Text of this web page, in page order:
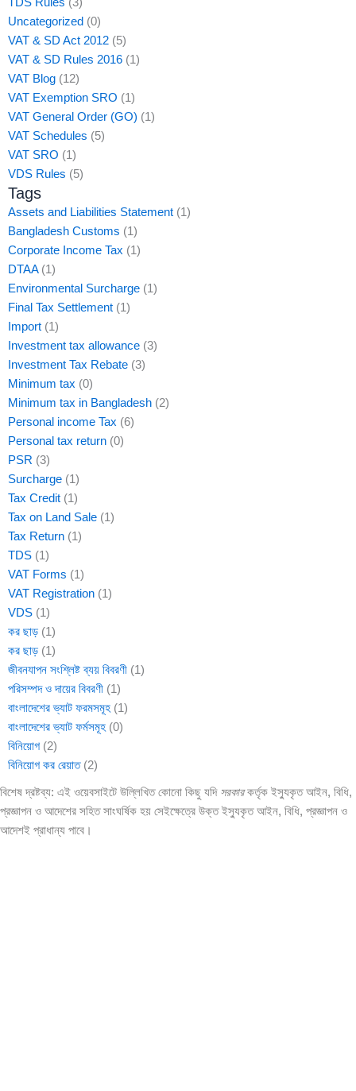
Uncategorized (0)
VAT & SD Act 2012 (5)
VAT & SD Rules 2016 (1)
VAT Blog (12)
VAT Exemption SRO (1)
VAT General Order (GO) (1)
VAT Schedules (5)
VAT SRO (1)
VDS Rules (5)
Tags
Assets and Liabilities Statement (1)
Bangladesh Customs (1)
Corporate Income Tax (1)
DTAA(1)
Environmental Surcharge (1)
Final Tax Settlement (1)
Import (1)
Investment tax allowance (3)
Investment Tax Rebate (3)
Minimum tax (0)
Minimum tax in Bangladesh (2)
Personal income Tax (6)
Personal tax return (0)
PSR (3)
Surcharge (1)
Tax Credit (1)
Tax on Land Sale (1)
Tax Return (1)
TDS (1)
VAT Forms (1)
VAT Registration (1)
VDS (1)
কর ছাড় (1)
কর ছাড় (1)
জীবনযাপন সংশ্লিষ্ট ব্যয় বিবরণী (1)
পরিসম্পদ ও দায়ের বিবরণী (1)
বাংলাদেশের ভ্যাট ফরমসমূহ (1)
বাংলাদেশের ভ্যাট ফর্মসমূহ (0)
বিনিয়োগ (2)
বিনিয়োগ কর রেয়াত(2)
বিশেষ দ্রষ্টব্য: এই ওয়েবসাইটে উল্লিখিত কোনো কিছু যদি সরকারকর্তৃক ইস্যুকৃত আইন, বিধি,
প্রজ্ঞাপন ও আদেশের সহিত সাংঘর্ষিক হয় সেইক্ষেত্রে উক্ত ইস্যুকৃত আইন, বিধি, প্রজ্ঞাপন ও
আদেশই প্রাধান্য পাবে।